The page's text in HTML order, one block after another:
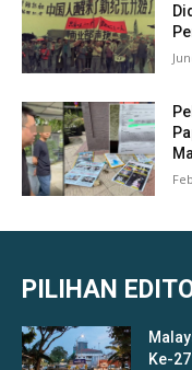
PILIHAN
Ke-